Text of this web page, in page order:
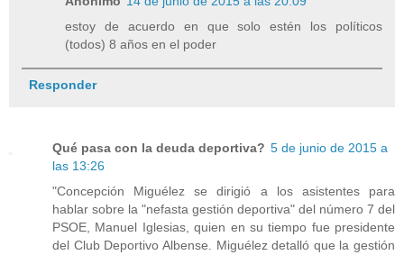
estoy de acuerdo en que solo estén los políticos
(todos) 8 años en el poder
Responder
Qué pasa con la deuda deportiva? 5 de junio de 2015 a
las 13:26
"Concepción Miguélez se dirigió a los asistentes para
hablar sobre la "nefasta gestión deportiva" del número 7 del
PSOE, Manuel Iglesias, quien en su tiempo fue presidente
del Club Deportivo Albense. Miguélez detalló que la gestión